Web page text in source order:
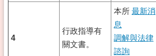
4
行政指導有
關文書。
本所 最新消
息
調解與法律
諮詢